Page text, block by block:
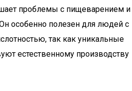
проблемы с пищеварением и
особенно полезен для людей с
так как уникальные
естественному производству